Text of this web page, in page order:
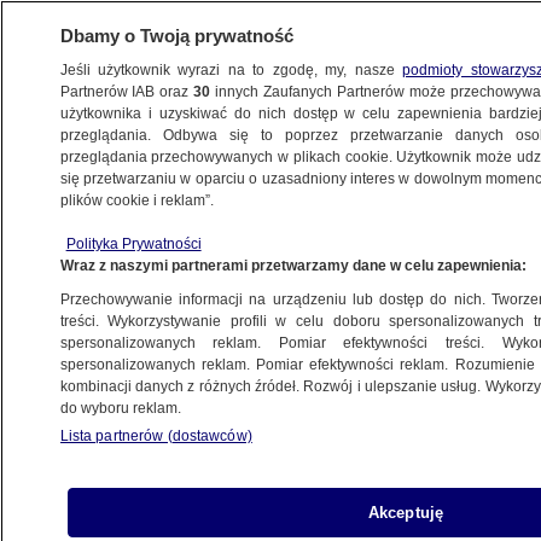
PILNE Ukraina wydała zgodę na kolejne ekshumacje
Gej w szatni amerykańskich
futbolistów. Tak, tych twardzieli
nad twardzielami
30.06.2021, 17:03
Udostępnij
National Football League wśród
Dbamy o Twoją prywatność
Jeśli użytkownik wyrazi na to zgodę, my, naszepodmioty
Partnerów IAB oraz30 innych Zaufanych Partnerów może
użytkownika i uzyskiwać do nich dostęp w celu zapewnienia
przeglądania. Odbywa się to poprzez przetwarzanie danych
przeglądania przechowywanych w plikach cookie. Użytkownik może
się przetwarzaniu w oparciu o uzasadniony interes w dowolnym
plików cookie i reklam”.
Polityka Prywatności
Wraz z naszymi partnerami przetwarzamy dane w celu zapewnienia:
Przechowywanie informacji na urządzeniu lub dostęp do nich.
treści. Wykorzystywanie profili w celu doboru spersonalizowanych
spersonalizowanych reklam. Pomiar efektywności treści.
spersonalizowanych reklam. Pomiar efektywności reklam.
kombinacji danych z różnych źródeł. Rozwój i ulepszanie usług.
do wyboru reklam.
Lista partnerów (dostawców)
Akceptuję